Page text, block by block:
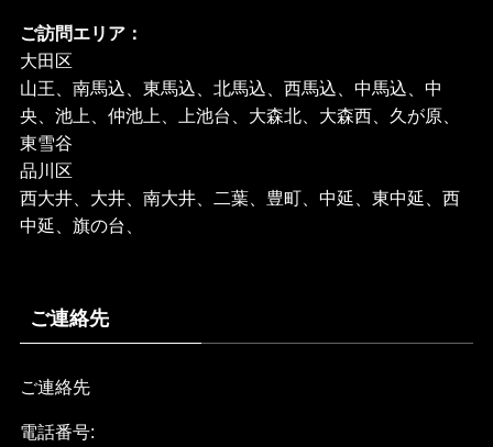
ご訪問エリア：
大田区
山王、南馬込、東馬込、北馬込、西馬込、中馬込、中
央、池上、仲池上、上池台、大森北、大森西、久が原、
東雪谷
品川区
西大井、大井、南大井、二葉、豊町、中延、東中延、西
中延、旗の台、
ご連絡先
ご連絡先
電話番号: